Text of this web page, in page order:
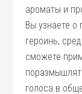
ароматы и
Вы узнаете о
героинь,
сможете
голоса в